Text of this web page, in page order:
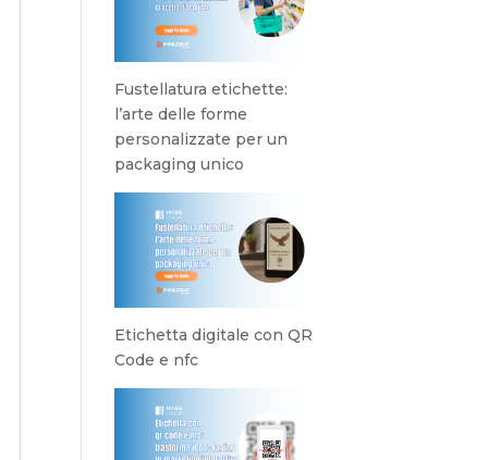
Fustellatura etichette:
l’arte delle forme
personalizzate per un
packaging unico
Etichetta digitale con QR
Code e nfc